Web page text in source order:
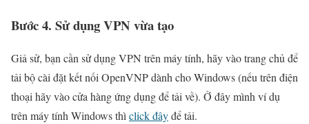
Bước 4. Sử dụng VPN vừa tạo
Giả sử, bạn cần sử dụng VPN trên máy tính, hãy vào trang chủ để
tải bộ cài đặt kết nối OpenVNP dành cho Windows (nếu trên điện
thoại hãy vào cửa hàng ứng dụng để tải về). Ở đây mình ví dụ
trên máy tính Windows thìclick đâyđể tải.